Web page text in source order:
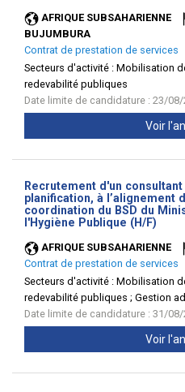
AFRIQUE SUBSAHARIENNE
BUJUMBURA
Contrat de prestation de services
Secteurs d'activité : Mobilisation
redevabilité publiques
Date limite de candidature : 23/08/
Voir
Recrutement d'un consultant
planification, à l’alignement
coordination du BSD du
l'Hygiène Publique (H/F)
AFRIQUE SUBSAHARIENNE
Contrat de prestation de services
Secteurs d'activité : Mobilisation
redevabilité publiques ; Gestion
Date limite de candidature : 31/08/
Voir